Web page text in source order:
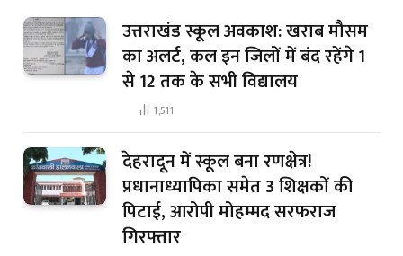
उत्तराखंड स्कूल अवकाश: खराब मौसम
का अलर्ट, कल इन जिलों में बंद रहेंगे 1
से 12 तक के सभी विद्यालय
1,511
देहरादून में स्कूल बना रणक्षेत्र!
प्रधानाध्यापिका समेत 3 शिक्षकों की
पिटाई, आरोपी मोहम्मद सरफराज
गिरफ्तार